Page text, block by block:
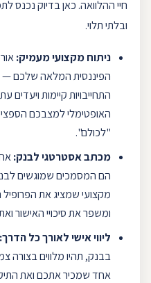
חיי ההלוואה. כאן בדיוק נכנס
ובלתי תלוי.
ניתוח מקצועי מעמיק:
הפיננסית המלאה שלכם —
התחייבויות קיימות ויעדים
האופטימלי למצבכם
"לכולם".
מכתב אסטרטגי לבנק:
הם המסמכים שמוגשים
מקצועי שמציג את הפרופיל
ומשפר את סיכויי האישור
ליווי אישי לאורך כל הדרך:
בבנק, תהיו מלווים בצורה
אחד שמכיר אתכם ואת